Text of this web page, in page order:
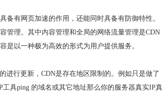
备有网页加速的作用，还能同时具备有防御特性。
管理。其中内容管理和全局的网络流量管理是CDN
是以一种极为高效的形式为用户提供服务。
进行更新，CDN是存在地区限制的。例如只是做了
具ping 的域名或其它地址那么你的服务器真实IP真